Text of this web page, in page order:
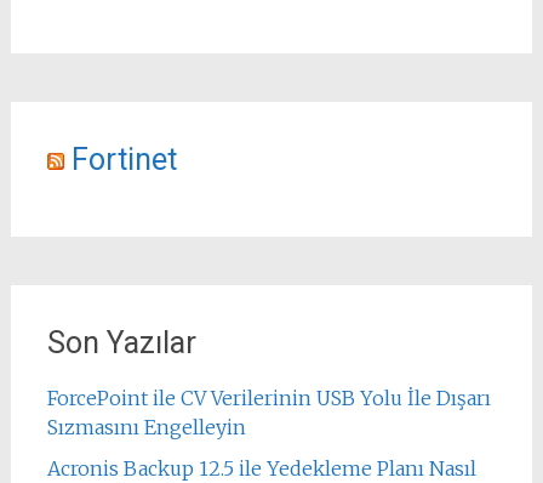
Fortinet
Son Yazılar
ForcePoint ile CV Verilerinin USB Yolu İle Dışarı
Sızmasını Engelleyin
Acronis Backup 12.5 ile Yedekleme Planı Nasıl